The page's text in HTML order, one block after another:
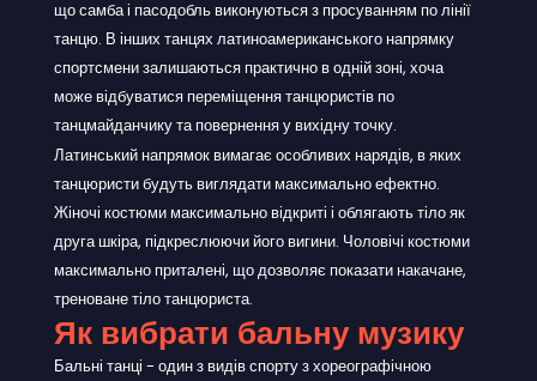
що самба і пасодобль виконуються з просуванням по лінії
танцю. В інших танцях латиноамериканського напрямку
спортсмени залишаються практично в одній зоні, хоча
може відбуватися переміщення танцюристів по
танцмайданчику та повернення у вихідну точку.
Латинський напрямок вимагає особливих нарядів, в яких
танцюристи будуть виглядати максимально ефектно.
Жіночі костюми максимально відкриті і облягають тіло як
друга шкіра, підкреслюючи його вигини. Чоловічі костюми
максимально приталені, що дозволяє показати накачане,
треноване тіло танцюриста.
Як вибрати бальну музику
Бальні танці - один з видів спорту з хореографічною